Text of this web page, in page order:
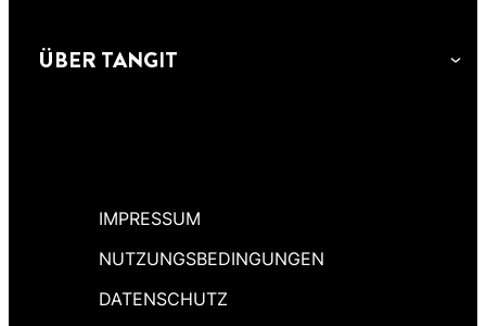
ÜBER TANGIT
IMPRESSUM
NUTZUNGSBEDINGUNGEN
DATENSCHUTZ